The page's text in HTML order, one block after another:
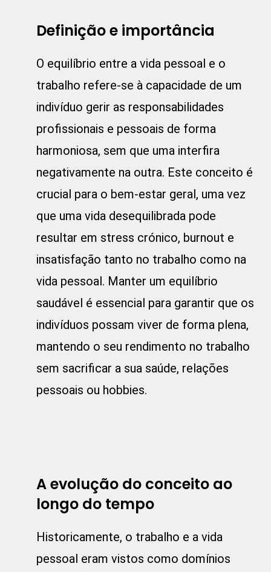
Definição e importância
O equilíbrio entre a vida pessoal e o
trabalho refere-se à capacidade de um
indivíduo gerir as responsabilidades
profissionais e pessoais de forma
harmoniosa, sem que uma interfira
negativamente na outra. Este conceito é
crucial para o bem-estar geral, uma vez
que uma vida desequilibrada pode
resultar em stress crónico, burnout e
insatisfação tanto no trabalho como na
vida pessoal. Manter um equilíbrio
saudável é essencial para garantir que os
indivíduos possam viver de forma plena,
mantendo o seu rendimento no trabalho
sem sacrificar a sua saúde, relações
pessoais ou hobbies.
A evolução do conceito ao
longo do tempo
Historicamente, o trabalho e a vida
pessoal eram vistos como domínios